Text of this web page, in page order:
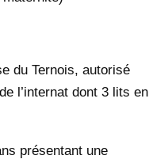
du Ternois, autorisé
l’internat dont 3 lits en
présentant une